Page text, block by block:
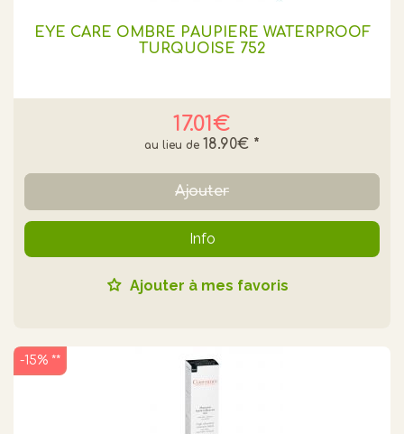
EYE CARE OMBRE PAUPIERE WATERPROOF
TURQUOISE 752
17.01€
18.90€ *
Ajouter
Info
Ajouter à mes favoris
-15% **